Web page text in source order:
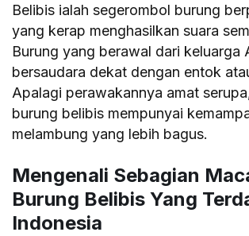
Belibis ialah segerombol burung
yang kerap menghasilkan suara
Burung yang berawal dari keluarga
bersaudara dekat dengan entok
Apalagi perawakannya amat
burung belibis mempunyai
melambung yang lebih bagus.
Mengenali Sebagian
Burung Belibis Yang
Indonesia